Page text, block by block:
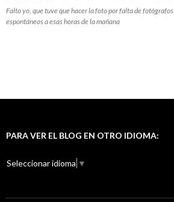
Falto yo, que tuve que hacer la foto por falta de fotógrafos
espontáneos a esas horas de la mañana
PARA VER EL BLOG EN OTRO IDIOMA:
Seleccionar idioma ▼